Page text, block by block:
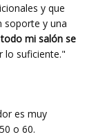
y que
soporte y una
mi salón se
lo suficiente."
es muy
o 60.